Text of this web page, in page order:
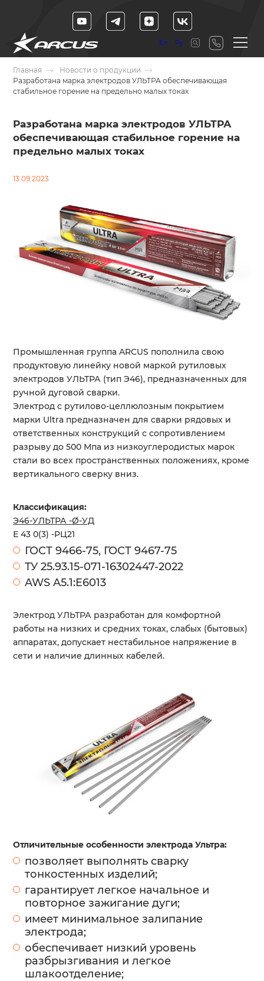
En Ру
Главная
Новости о продукции
Разработана марка электродов УЛЬТРА обеспечивающая
стабильное горение на предельно малых токах
Разработана марка электродов УЛЬТРА
обеспечивающая стабильное горение на
предельно малых токах
13.09.2023
Промышленная группа ARCUS пополнила свою
продуктовую линейку новой маркой рутиловых
электродов УЛЬТРА (тип Э46), предназначенных для
ручной дуговой сварки.
Электрод с рутилово-целлюлозным покрытием
марки Ultra предназначен для сварки рядовых и
ответственных конструкций с сопротивлением
разрыву до 500 Мпа из низкоуглеродистых марок
стали во всех пространственных положениях, кроме
вертикального сверку вниз.
Классификация:
Э46-УЛЬТРА -Ø-УД
Е 43 0(3) -РЦ21
ГОСТ 9466-75, ГОСТ 9467-75
ТУ 25.93.15-071-16302447-2022
AWS A5.1:E6013
Электрод УЛЬТРА разработан для комфортной
работы на низких и средних токах, слабых (бытовых)
аппаратах, допускает нестабильное напряжение в
сети и наличие длинных кабелей.
Отличительные особенности электрода Ультра:
позволяет выполнять сварку
тонкостенных изделий;
гарантирует легкое начальное и
повторное зажигание дуги;
имеет минимальное залипание
электрода;
обеспечивает низкий уровень
разбрызгивания и легкое
шлакоотделение;